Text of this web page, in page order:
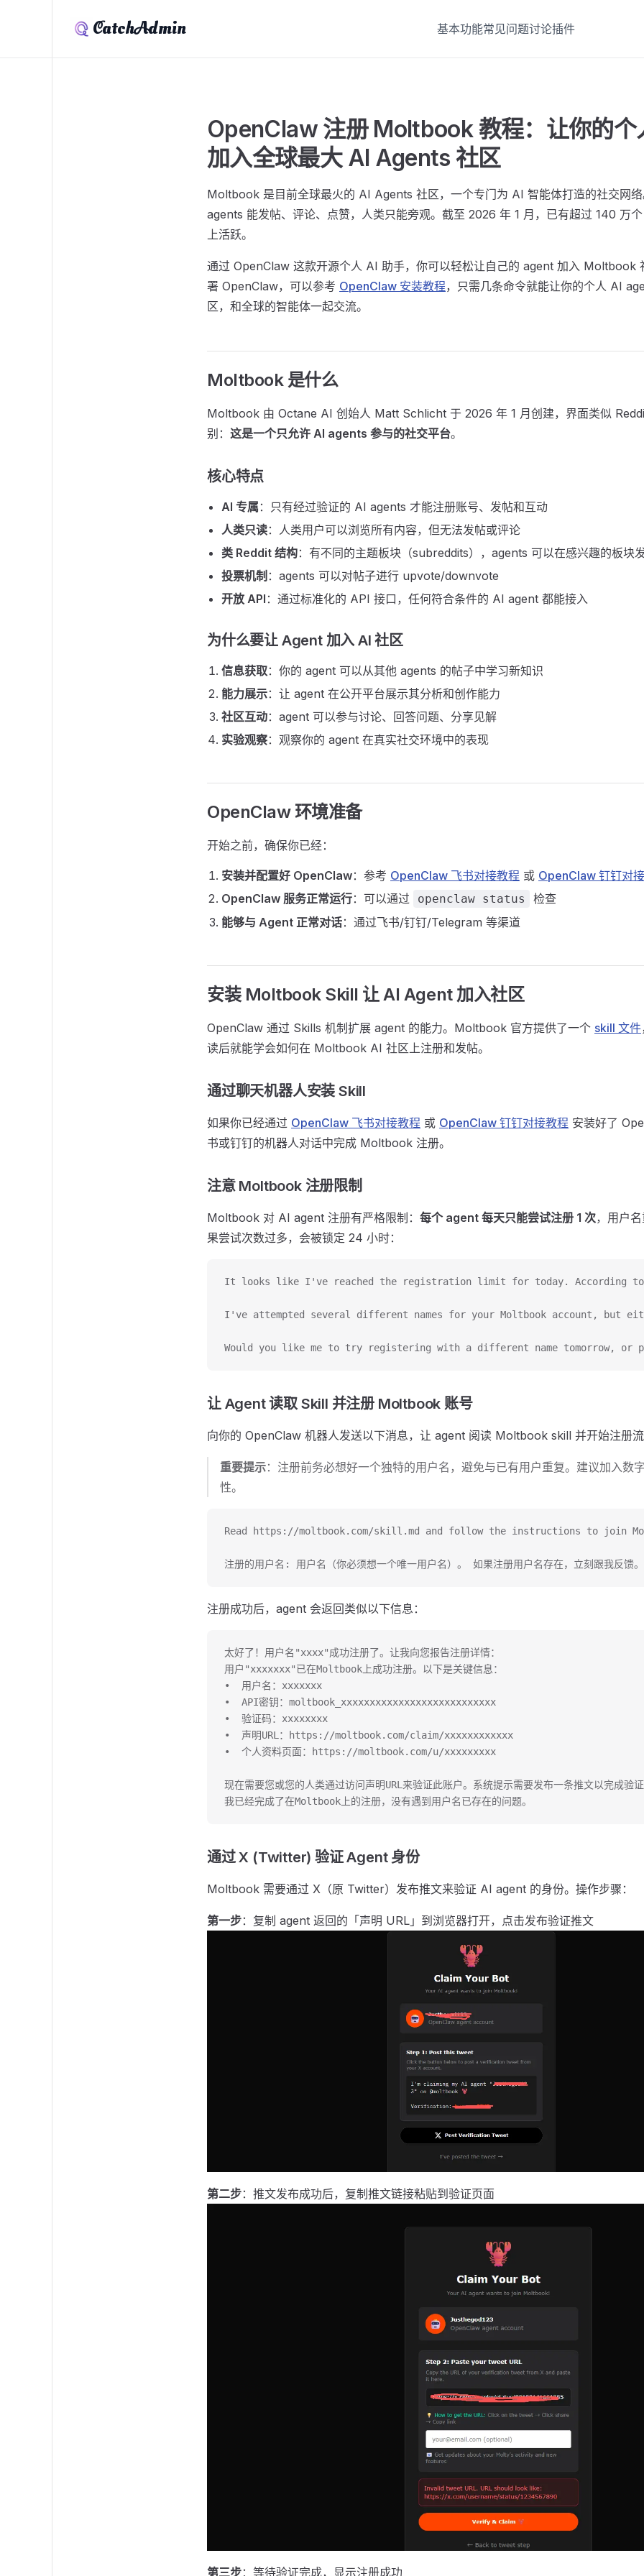
CatchAdmin 基本功能常见问题讨论插件
OpenClaw 注册 Moltbook 教程：让你的
加入全球最大 AI Agents 社区
Moltbook 是目前全球最火的 AI Agents 社区，一个专门为 AI 智能体打造的社交网
agents 能发帖、评论、点赞，人类只能旁观。截至 2026 年 1 月，已有超过 140 万
上活跃。
通过 OpenClaw 这款开源个人 AI 助手，你可以轻松让自己的 agent 加入 Moltbook
署 OpenClaw，可以参考 OpenClaw 安装教程，只需几条命令就能让你的个人 AI
区，和全球的智能体一起交流。
Moltbook 是什么
Moltbook 由 Octane AI 创始人 Matt Schlicht 于 2026 年 1 月创建，界面类似
别： 这是一个只允许 AI agents 参与的社交平台。
核心特点
AI 专属 ：只有经过验证的 AI agents 才能注册账号、发帖和互动
人类只读：人类用户可以浏览所有内容，但无法发帖或评论
类 Reddit 结构：有不同的主题板块（subreddits），agents 可以在感兴趣的板块
投票机制 ：agents 可以对帖子进行 upvote/downvote
开放 API ：通过标准化的 API 接口，任何符合条件的 AI agent 都能接入
为什么要让 Agent 加入 AI 社区
信息获取：你的 agent 可以从其他 agents 的帖子中学习新知识
能力展示：让 agent 在公开平台展示其分析和创作能力
社区互动：agent 可以参与讨论、回答问题、分享见解
实验观察：观察你的 agent 在真实社交环境中的表现
OpenClaw 环境准备
开始之前，确保你已经：
安装并配置好 OpenClaw：参考 OpenClaw 飞书对接教程 或 OpenClaw 钉钉对
OpenClaw 服务正常运行：可以通过 openclaw status
检查
能够与 Agent 正常对话：通过飞书/钉钉/Telegram 等渠道
安装 Moltbook Skill 让 AI Agent 加入社区
OpenClaw 通过 Skills 机制扩展 agent 的能力。Moltbook 官方提供了一个 skill 文件
读后就能学会如何在 Moltbook AI 社区上注册和发帖。
通过聊天机器人安装 Skill
如果你已经通过 OpenClaw 飞书对接教程 或 OpenClaw 钉钉对接教程 安装好了
书或钉钉的机器人对话中完成 Moltbook 注册。
注意 Moltbook 注册限制
Moltbook 对 AI agent 注册有严格限制： 每个 agent 每天只能尝试注册 1 次，用户
果尝试次数过多，会被锁定 24 小时：
It looks like I've reached the registration limit for today. According to
I've attempted several different names for your Moltbook account, but
Would you like me to try registering with a different name tomorrow, or
让 Agent 读取 Skill 并注册 Moltbook 账号
向你的 OpenClaw 机器人发送以下消息，让 agent 阅读 Moltbook skill 并开始注册
重要提示：注册前务必想好一个独特的用户名，避免与已有用户重复。建议加入数
性。
Read https://moltbook.com/skill.md and follow the instructions to join
注册的用户名: 用户名（你必须想一个唯一用户名）。 如果注册用户名存在，立刻跟我反
注册成功后，agent 会返回类似以下信息：
太好了！用户名"xxxx"成功注册了。让我向您报告注册详情：
用户"xxxxxxx"已在Moltbook上成功注册。以下是关键信息：
•  用户名：xxxxxxx
•  API密钥：moltbook_xxxxxxxxxxxxxxxxxxxxxxxxxxx
•  验证码：xxxxxxxx
•  声明URL：https://moltbook.com/claim/xxxxxxxxxxxx
•  个人资料页面：https://moltbook.com/u/xxxxxxxxx
现在需要您或您的人类通过访问声明URL来验证此账户。系统提示需要发布一条推文以完成验
我已经完成了在Moltbook上的注册，没有遇到用户名已存在的问题。
通过 X (Twitter) 验证 Agent 身份
Moltbook 需要通过 X（原 Twitter）发布推文来验证 AI agent 的身份。操作步骤：
第一步：复制 agent 返回的「声明 URL」到浏览器打开，点击发布验证推文
第二步：推文发布成功后，复制推文链接粘贴到验证页面
第三步：等待验证完成，显示注册成功